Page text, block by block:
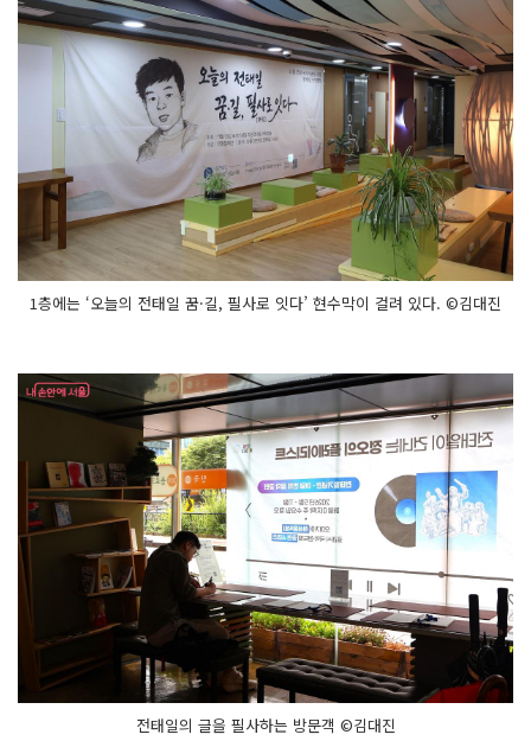
1층에는 ‘오늘의 전태일 꿈·길, 필사로 잇다’ 현수막이 걸려 있다. ©김대진
전태일의 글을 필사하는 방문객 ©김대진